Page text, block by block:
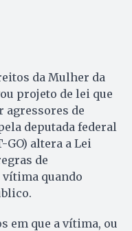
da Mulher da
projeto de lei que
agressores de
deputada federal
altera a Lei
de
vítima quando
em que a vítima, ou